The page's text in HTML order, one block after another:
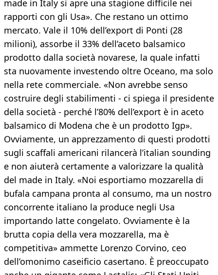
made in Italy si apre una stagione difficile nei
rapporti con gli Usa». Che restano un ottimo
mercato. Vale il 10% dell’export di Ponti (28
milioni), assorbe il 33% dell’aceto balsamico
prodotto dalla società novarese, la quale infatti
sta nuovamente investendo oltre Oceano, ma solo
nella rete commerciale. «Non avrebbe senso
costruire degli stabilimenti - ci spiega il presidente
della società - perché l’80% dell’export è in aceto
balsamico di Modena che è un prodotto Igp».
Ovviamente, un apprezzamento di questi prodotti
sugli scaffali americani rilancerà l’italian sounding
e non aiuterà certamente a valorizzare la qualità
del made in Italy. «Noi esportiamo mozzarella di
bufala campana pronta al consumo, ma un nostro
concorrente italiano la produce negli Usa
importando latte congelato. Ovviamente è la
brutta copia della vera mozzarella, ma è
competitiva» ammette Lorenzo Corvino, ceo
dell’omonimo caseificio casertano. È preoccupato